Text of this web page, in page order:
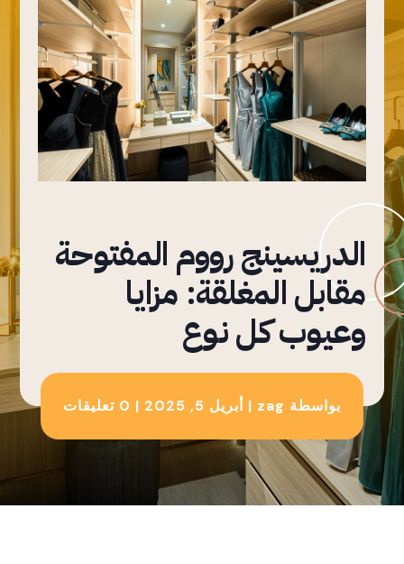
الدريسينج رووم المفتوحة
مقابل المغلقة: مزايا
وعيوب كل نوع
بواسطة zag
| أبريل 5, 2025 | 0 تعليقات